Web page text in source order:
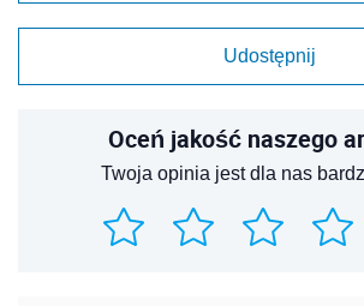
Udostępnij
Oceń jakość naszego
Twoja opinia jest dla nas